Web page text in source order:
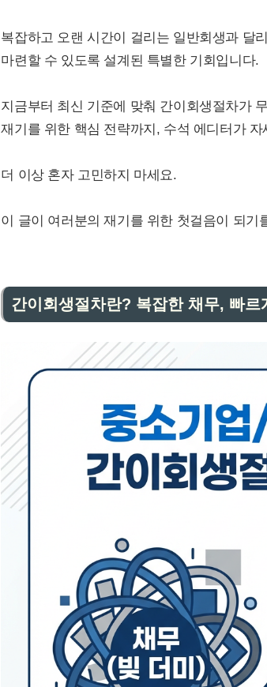
복잡하고 오랜 시간이 걸리는 일반회생과 달
마련할 수 있도록 설계된 특별한 기회입니다.
지금부터 최신 기준에 맞춰 간이회생절차가
재기를 위한 핵심 전략까지, 수석 에디터가
더 이상 혼자 고민하지 마세요.
이 글이 여러분의 재기를 위한 첫걸음이 되기
간이회생절차란? 복잡한 채무, 빠르